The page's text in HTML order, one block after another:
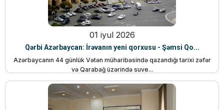
01 iyul 2026
Qərbi Azərbaycan: İrəvanın yeni qorxusu - Şəmsi Qo...
Azərbaycanın 44 günlük Vətən müharibəsində qazandığı tarixi zəfər
və Qarabağ üzərində suve...